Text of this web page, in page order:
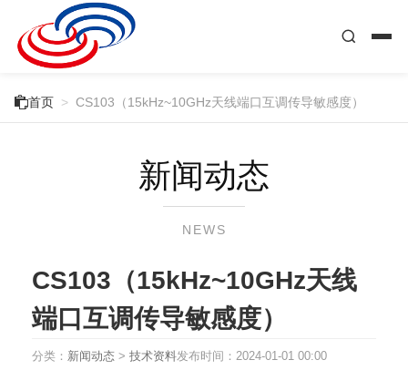
首页 > CS103（15kHz~10GHz天线端口互调传导敏感度）
新闻动态
NEWS
CS103（15kHz~10GHz天线
端口互调传导敏感度）
分类： 新闻动态 > 技术资料发布时间： 2024-01-01 00:00